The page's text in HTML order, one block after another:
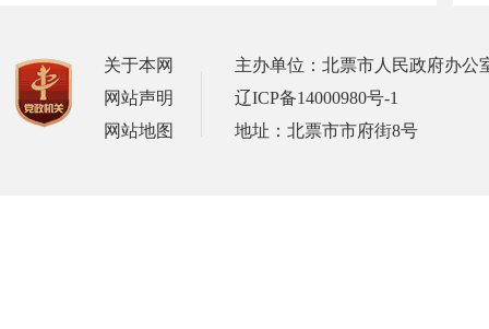
关于本网
网站声明
网站地图
主办单位：北票市人民政府办公
辽ICP备14000980号-1
地址：北票市市府街8号